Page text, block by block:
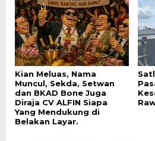
Kian Meluas, Nama
Muncul, Sekda, Setwan
dan BKAD Bone Juga
Diraja CV ALFIN Siapa
Yang Mendukung di
Belakan Layar.